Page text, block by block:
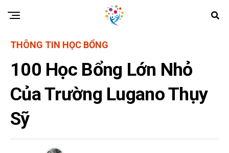
THÔNG TIN HỌC BỔNG
100 Học Bổng Lớn Nhỏ
Của Trường Lugano Thụy
Sỹ